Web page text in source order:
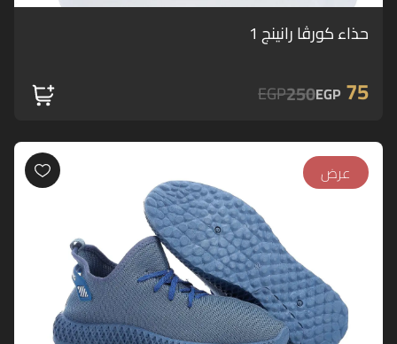
حذاء كورڤا رانينج 1
75
EGP
250
EGP
عرض